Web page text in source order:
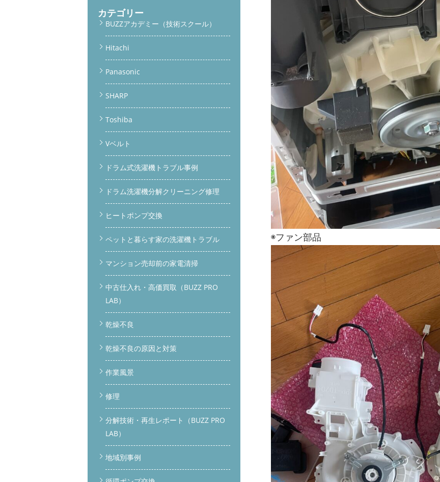
◉ファン部品
カテゴリー
BUZZアカデミー（技術スクール）
Hitachi
Panasonic
SHARP
Toshiba
Vベルト
ドラム式洗濯機トラブル事例
ドラム洗濯機分解クリーニング修理
ヒートポンプ交換
ペットと暮らす家の洗濯機トラブル
マンション売却前の家電清掃
中古仕入れ・高価買取（BUZZ PRO
LAB）
乾燥不良
乾燥不良の原因と対策
作業風景
修理
分解技術・再生レポート（BUZZ PRO
LAB）
地域別事例